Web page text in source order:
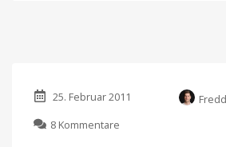
25. Februar 2011
8 Kommentare